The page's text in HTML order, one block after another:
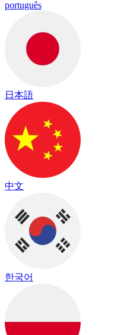
português
日本語
中文
한국어